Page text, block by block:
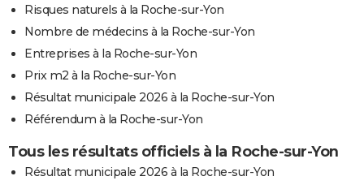
Risques naturels à la Roche-sur-Yon
Nombre de médecins à la Roche-sur-Yon
Entreprises à la Roche-sur-Yon
Prix m2 à la Roche-sur-Yon
Résultat municipale 2026 à la Roche-sur-Yon
Référendum à la Roche-sur-Yon
Tous les résultats officiels à la Roche-sur-Yon
Résultat municipale 2026 à la Roche-sur-Yon